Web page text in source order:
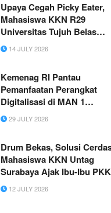
Upaya Cegah Picky Eater,
Mahasiswa KKN R29
Universitas Tujuh Belas
Agustus 1945 Surabaya
Berdayakan Ibu PKK Desa
Olahan Kentang Bergizi
14 JULY 2026
Kemenag RI Pantau
Pemanfaatan Perangkat
Digitalisasi di MAN 1
Yogyakarta
29 JULY 2026
Drum Bekas, Solusi
Mahasiswa KKN Untag
Surabaya Ajak Ibu-Ibu PKK
Desa Lasem Sulap Sampah
Organik Jadi Pupuk Bernilai
12 JULY 2026